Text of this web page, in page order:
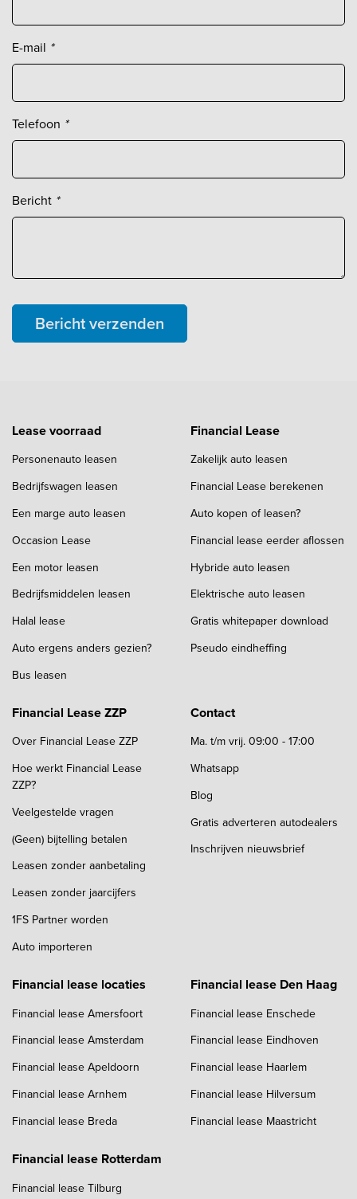
E-mail *
Telefoon *
Bericht *
Bericht verzenden
Lease voorraad
Personenauto leasen
Bedrijfswagen leasen
Een marge auto leasen
Occasion Lease
Een motor leasen
Bedrijfsmiddelen leasen
Halal lease
Auto ergens anders gezien?
Bus leasen
Financial Lease
Zakelijk auto leasen
Financial Lease berekenen
Auto kopen of leasen?
Financial lease eerder aflossen
Hybride auto leasen
Elektrische auto leasen
Gratis whitepaper download
Pseudo eindheffing
Financial Lease ZZP
Over Financial Lease ZZP
Hoe werkt Financial Lease
ZZP?
Veelgestelde vragen
(Geen) bijtelling betalen
Leasen zonder aanbetaling
Leasen zonder jaarcijfers
1FS Partner worden
Auto importeren
Contact
Ma. t/m vrij. 09:00 - 17:00
Whatsapp
Blog
Gratis adverteren autodealers
Inschrijven nieuwsbrief
Financial lease locaties
Financial lease Amersfoort
Financial lease Amsterdam
Financial lease Apeldoorn
Financial lease Arnhem
Financial lease Breda
Financial lease Den Haag
Financial lease Enschede
Financial lease Eindhoven
Financial lease Haarlem
Financial lease Hilversum
Financial lease Maastricht
Financial lease Rotterdam
Financial lease Tilburg